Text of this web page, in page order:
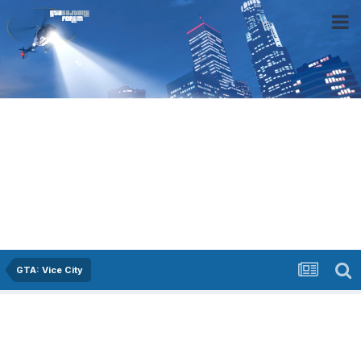
GTA: Vice City